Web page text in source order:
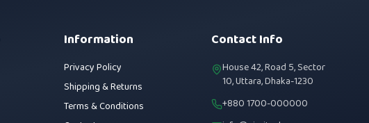
Information
Privacy Policy
Shipping & Returns
Terms & Conditions
Contact Info
House 42, Road 5, Sector
10, Uttara, Dhaka-1230
+880 1700-000000